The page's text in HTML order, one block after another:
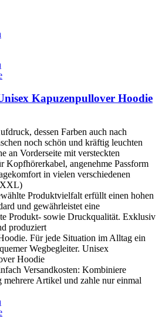
Kapuzenpullover Hoodie
dessen Farben auch nach
noch schön und kräftig leuchten
an Vorderseite mit versteckten
Kopfhörerkabel, angenehme Passform
in vielen verschiedenen
XXL)
Produktvielfalt erfüllt einen hohen
und gewährleistet eine
Produkt- sowie Druckqualität. Exklusiv
produziert
Für jede Situation im Alltag ein
Wegbegleiter. Unisex
Hoodie
Versandkosten: Kombiniere
mehrere Artikel und zahle nur einmal